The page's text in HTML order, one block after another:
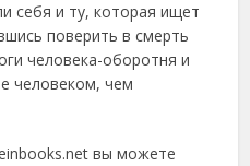
себя и ту, которая ищет
поверить в смерть
человека-оборотня и
человеком, чем
вы можете